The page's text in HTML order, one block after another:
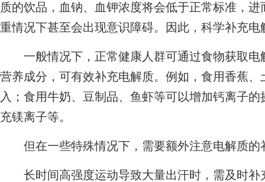
质的饮品，血钠、血钾浓度将会低于正常标准，
重情况下甚至会出现意识障碍。因此，科学补充
一般情况下，正常健康人群可通过食物获取电
营养成分，可有效补充电解质。例如，食用香蕉
入；食用牛奶、豆制品、鱼虾等可以增加钙离子
充镁离子等。
但在一些特殊情况下，需要额外注意电解质的
长时间高强度运动导致大量出汗时，需及时补